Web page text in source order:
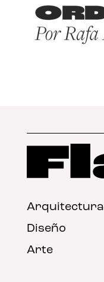
Arquitectura
Diseño
Arte